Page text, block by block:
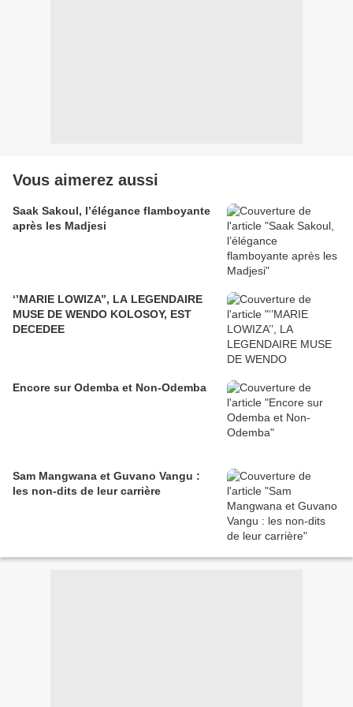
Vous aimerez aussi
Saak Sakoul, l’élégance flamboyante
après les Madjesi
‘’MARIE LOWIZA’’, LA LEGENDAIRE
MUSE DE WENDO KOLOSOY, EST
DECEDEE
Encore sur Odemba et Non-Odemba
Sam Mangwana et Guvano Vangu :
les non-dits de leur carrière